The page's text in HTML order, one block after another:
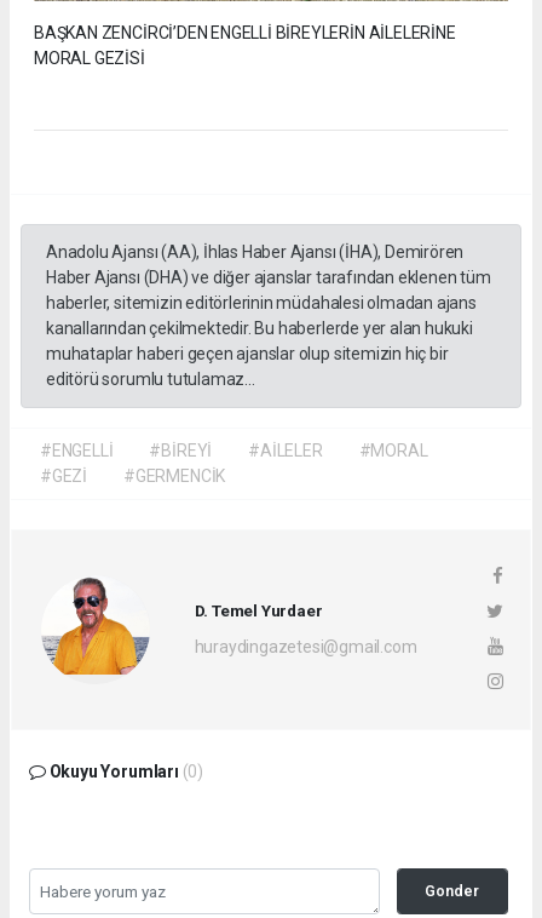
BAŞKAN ZENCİRCİ’DEN ENGELLİ BİREYLERİN AİLELERİNE
MORAL GEZİSİ
Anadolu Ajansı (AA), İhlas Haber Ajansı (İHA), Demirören
Haber Ajansı (DHA) ve diğer ajanslar tarafından eklenen tüm
haberler, sitemizin editörlerinin müdahalesi olmadan ajans
kanallarından çekilmektedir. Bu haberlerde yer alan hukuki
muhataplar haberi geçen ajanslar olup sitemizin hiç bir
editörü sorumlu tutulamaz...
#ENGELLİ #BİREYİ #AİLELER
#MORAL
#GEZİ
#GERMENCİK
D. Temel Yurdaer
huraydingazetesi@gmail.com
Okuyu Yorumları (0)
Gonder